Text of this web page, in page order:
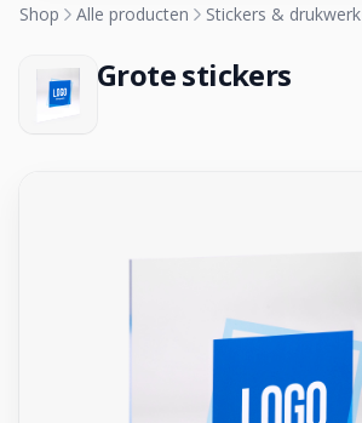
Shop Alle producten Stickers & drukwerk
Grote stickers